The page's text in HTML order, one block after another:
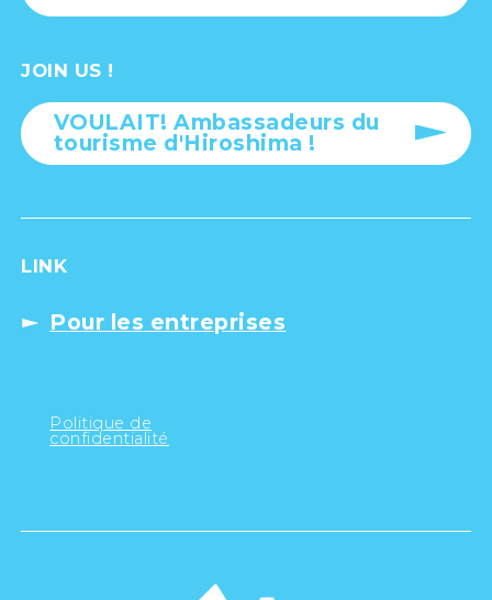
JOIN US !
VOULAIT! Ambassadeurs du
tourisme d'Hiroshima !
LINK
Pour les entreprises
Politique de
confidentialité